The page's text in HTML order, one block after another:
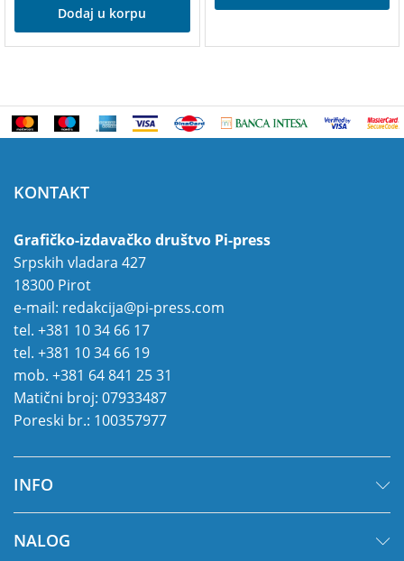
Dodaj u korpu
KONTAKT
Grafičko-izdavačko društvo Pi-press
Srpskih vladara 427
18300 Pirot
e-mail: redakcija@pi-press.com
tel. +381 10 34 66 17
tel. +381 10 34 66 19
mob. +381 64 841 25 31
Matični broj: 07933487
Poreski br.: 100357977
INFO
NALOG